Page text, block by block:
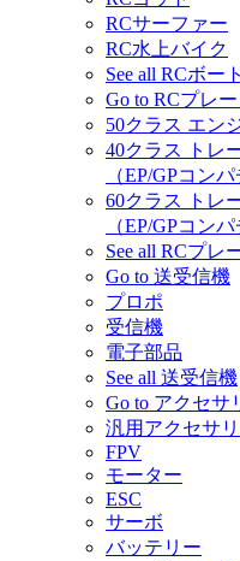
RCサーファー
RC水上バイク
See all RCボート
Go to RCプレ
50クラス エン
40クラス トレ
（EP/GPコンパ
60クラス トレ
（EP/GPコンパ
See all RCプレ
Go to 送受信機
プロポ
受信機
電子部品
See all 送受信機
Go to アクセサ
汎用アクセサ
FPV
モーター
ESC
サーボ
バッテリー